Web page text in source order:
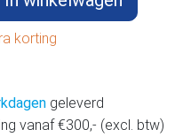
korting
geleverd
vanaf €300,- (excl. btw)